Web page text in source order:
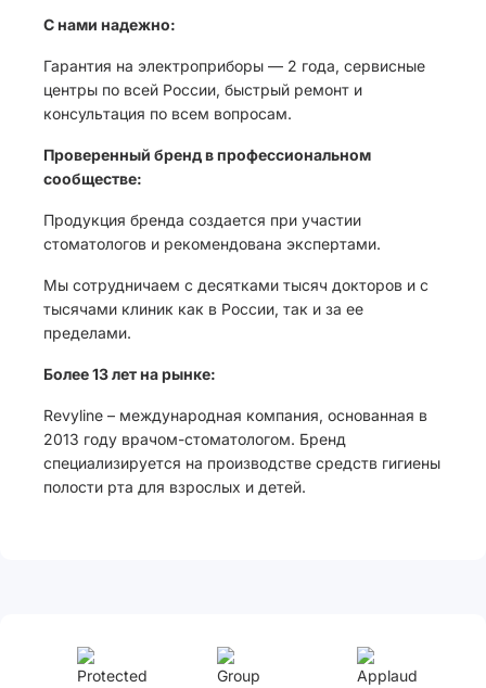
С нами надежно:
Гарантия на электроприборы — 2 года, сервисные
центры по всей России, быстрый ремонт и
консультация по всем вопросам.
Проверенный бренд в профессиональном
сообществе:
Продукция бренда создается при участии
стоматологов и рекомендована экспертами.
Мы сотрудничаем с десятками тысяч докторов и с
тысячами клиник как в России, так и за ее
пределами.
Более 13 лет на рынке:
Revyline – международная компания, основанная в
2013 году врачом-стоматологом. Бренд
специализируется на производстве средств гигиены
полости рта для взрослых и детей.